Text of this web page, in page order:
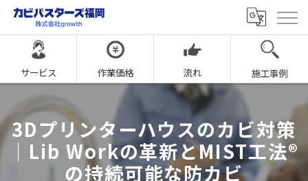
サービス 作業価格 流れ 施工事例
3Dプリンターハウスのカビ対策
｜Lib Workの革新とMIST工法®
の持続可能な防カビ